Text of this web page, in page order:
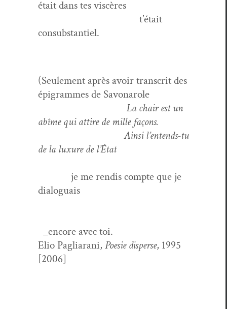
était dans tes viscères
t’était
consubstantiel.
(Seule­ment après avoir tran­scrit des
épi­grammes de Savonarole
La chair est un
abîme qui attire de mille façons.
Ain­si l’entends-tu
de la lux­u­re de l’État
je me rendis compte que je
dialoguais
_encore avec toi.
Elio Pagliarani, Poe­sie dis­perse, 1995
[2006]